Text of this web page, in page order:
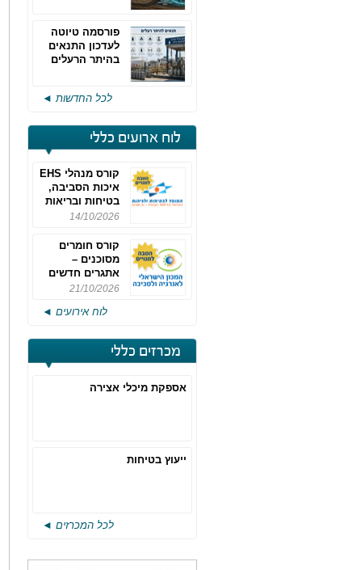
פורסמה טיוטה
לעדכון התנאים
בהיתר הרעלים
לכל החדשות ◄
לוח ארועים כללי
קורס מנהלי EHS
איכות הסביבה,
בטיחות ובריאות
תעסוקתית
14/10/2026
קורס חומרים
מסוכנים –
אתגרים חדשים
והערכות לחוק
מחזור 4
21/10/2026
לוח אירועים ◄
מכרזים כללי
אספקת מיכלי אצירה
ייעוץ בטיחות
לכל המכרזים ◄